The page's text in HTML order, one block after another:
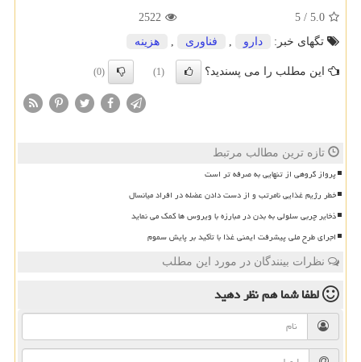
5.0
/
5
2522
تگهای خبر:
دارو فناوری هزینه
این مطلب را می پسندید؟ (1)
(0)
تازه ترین مطالب مرتبط
پرواز گروهی از تنهایی به صرفه تر است
خطر رژیم غذایی نامرتب و از دست دادن عضله در افراد میانسال
ذخایر چربی سلولی به بدن در مبارزه با ویروس ها کمک می نماید
اجرای طرح ملی پیشرفت ایمنی غذا با تأکید بر پایش سموم
نظرات بینندگان در مورد این مطلب
لطفا شما همنظر دهید